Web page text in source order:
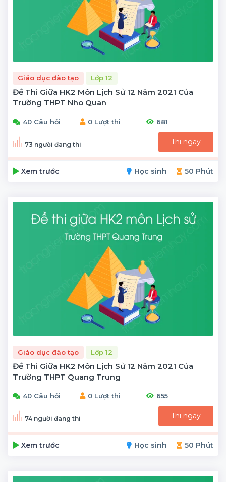
Giáo dục đào tạo Lớp 12
Đề Thi Giữa HK2 Môn Lịch Sử 12 Năm 2021 Của
Trường THPT Nho Quan
40 Câu hỏi 0 Lượt thi 681
73 người đang thi Thi ngay
Xem trước Học sinh 50 Phút
Giáo dục đào tạo Lớp 12
Đề Thi Giữa HK2 Môn Lịch Sử 12 Năm 2021 Của
Trường THPT Quang Trung
40 Câu hỏi 0 Lượt thi 655
74 người đang thi Thi ngay
Xem trước Học sinh 50 Phút